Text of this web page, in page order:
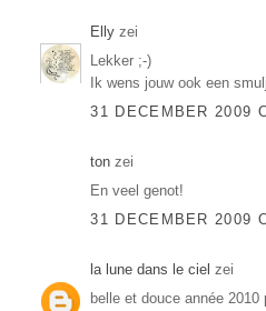
Elly zei
Lekker ;-)
Ik wens jouw ook een
31 DECEMBER 2009
ton zei
En veel genot!
31 DECEMBER 2009
la lune dans le ciel zei
belle et douce année